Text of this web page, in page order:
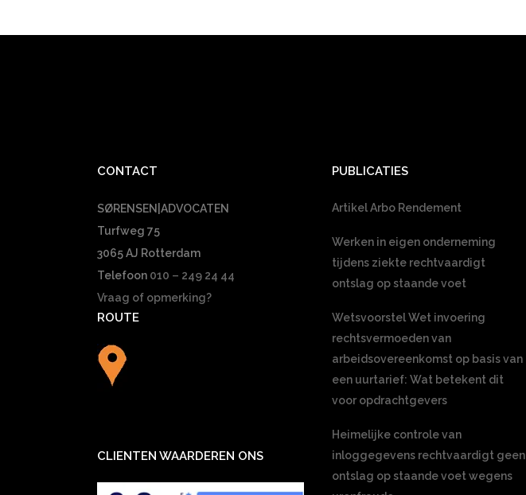
CONTACT
SØRENSEN|ADVOCATEN
Turfweg 75
3065 AJ Rotterdam
Telefoon 010 – 249 24 44
Vraag of opmerking?
ROUTE
CLIENTEN WAARDEREN ONS
PUBLICATIES
Artikel Arbo Rendement
Werken in eigen onderneming
tijdens ziekte rechtvaardigt
ontslag op staande voet
Wetsvoorstel Wet invoering
rechtsvermoeden van
arbeidsovereenkomst op basis van
een uurtarief: Wat betekent dit
voor opdrachtgevers
Heimelijke controle van
inloggegevens rechtvaardigt geen
ontslag op staande voet wegens